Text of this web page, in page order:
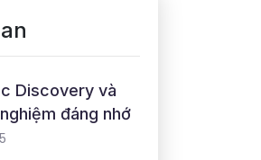
Discovery và
đáng nhớ